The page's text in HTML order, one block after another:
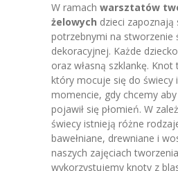
W ramach warsztatów
żelowych dzieci zapoznają
potrzebnymi na stworzenie
dekoracyjnej. Każde
oraz własną szklankę. Knot
który mocuje się do świecy
momencie, gdy chcemy
pojawił się płomień. W
świecy istnieją różne
bawełniane, drewniane i
naszych zajęciach
wykorzystujemy knoty z